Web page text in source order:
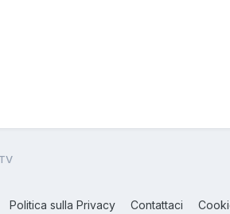
Politica sulla Privacy Contattaci